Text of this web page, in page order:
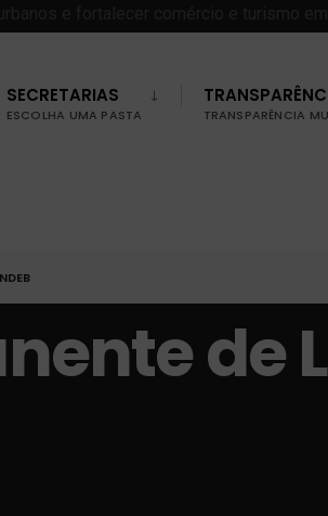
SECRETARIAS
ESCOLHA UMA PASTA TRANSPARÊNCIA
de